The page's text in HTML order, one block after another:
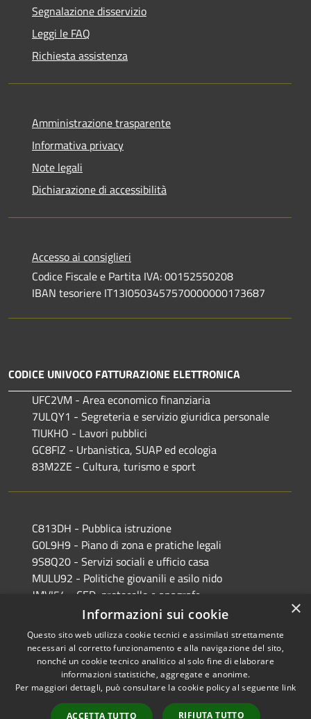
Segnalazione disservizio
Leggi le FAQ
Richiesta assistenza
Amministrazione trasparente
Informativa privacy
Note legali
Dichiarazione di accessibilità
Accesso ai consiglieri
Codice Fiscale e Partita IVA: 00152550208
IBAN tesoriere IT13I0503457570000000173687
CODICE UNIVOCO FATTURAZIONE ELETTRONICA
UFC2VM - Area economico finanziaria
7ULQY1 - Segreteria e servizio giuridica personale
TIUKHO - Lavori pubblici
GC8FIZ - Urbanistica, SUAP ed ecologia
83M2ZE - Cultura, turismo e sport
C813DH - Pubblica istruzione
G0L9H9 - Piano di zona e pratiche legali
9S8Q20 - Servizi sociali e ufficio casa
MULU92 - Politiche giovanili e asilo nido
JMVI54 - CED, protocollo e anagrafe
EFR931 - Polizia Locale
Accessibilità
Copyright © 2026 • Comune di
Castiglione delle Stiviere •
Powered byMunicipium
×
Informazioni sui cookie
Questo sito web utilizza cookie tecnici e assimilati strettamente
necessari al corretto funzionamento e alla navigazione del sito,
nonché un cookie tecnico analitico al solo fine di elaborare
informazioni statistiche, aggregate e anonime.
Per maggiori dettagli, può consultare la cookie policy al seguente link
ACCETTA TUTTO RIFIUTA TUTTO